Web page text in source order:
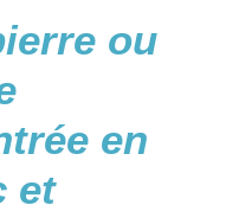
ou
en
et